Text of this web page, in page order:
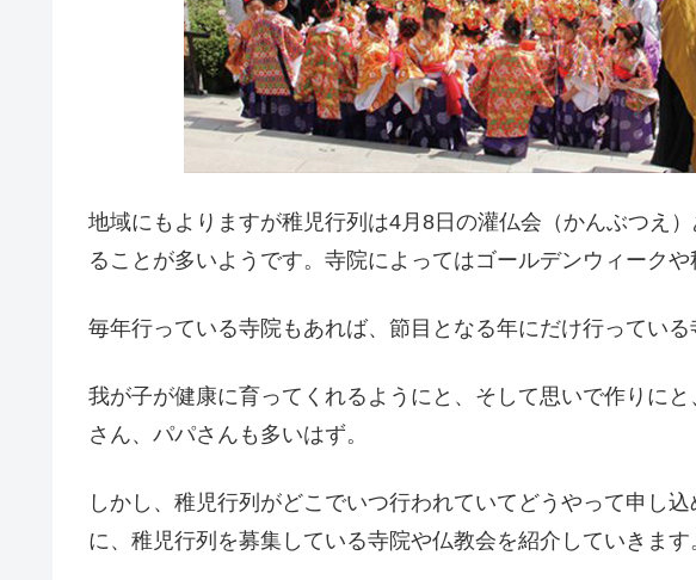
地域にもよりますが稚児行列は4月8日の灌仏会（かんぶつえ
ることが多いようです。寺院によってはゴールデンウィークや
毎年行っている寺院もあれば、節目となる年にだけ行っている
我が子が健康に育ってくれるようにと、そして思いで作りに
さん、パパさんも多いはず。
しかし、稚児行列がどこでいつ行われていてどうやって申し
に、稚児行列を募集している寺院や仏教会を紹介していきます